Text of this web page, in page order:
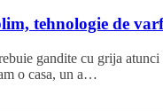
tehnologie de varf
gandite cu grija atunci
o casa, un a…